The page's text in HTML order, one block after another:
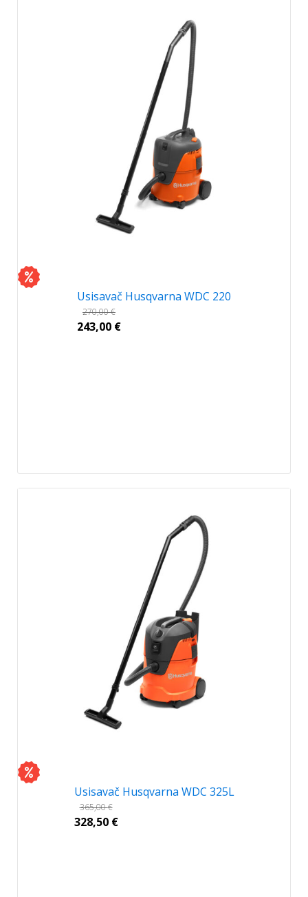
Usisavač Husqvarna WDC 220
270,00€
243,00 €
Usisavač Husqvarna WDC 325L
365,00€
328,50 €